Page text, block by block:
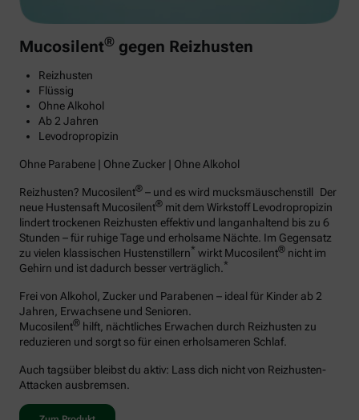
Mucosilent® gegen Reizhusten
Reizhusten
Flüssig
Ohne Alkohol
Ab 2 Jahren
Levodropropizin
Ohne Parabene | Ohne Zucker | Ohne Alkohol
Reizhusten? Mucosilent® – und es wird mucksmäuschenstill Der
neue Hustensaft Mucosilent® mit dem Wirkstoff Levodropropizin
lindert trockenen Reizhusten effektiv und langanhaltend bis zu 6
Stunden – für ruhige Tage und erholsame Nächte. Im Gegensatz
zu vielen klassischen Hustenstillern* wirkt Mucosilent® nicht im
Gehirn und ist dadurch besser verträglich. *
Frei von Alkohol, Zucker und Parabenen – ideal für Kinder ab 2
Jahren, Erwachsene und Senioren.
Mucosilent® hilft, nächtliches Erwachen durch Reizhusten zu
reduzieren und sorgt so für einen erholsameren Schlaf.
Auch tagsüber bleibst du aktiv: Lass dich nicht von Reizhusten-
Attacken ausbremsen.